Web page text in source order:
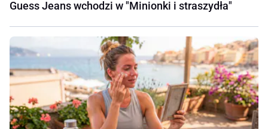
Guess Jeans wchodzi w "Minionki i straszydła"